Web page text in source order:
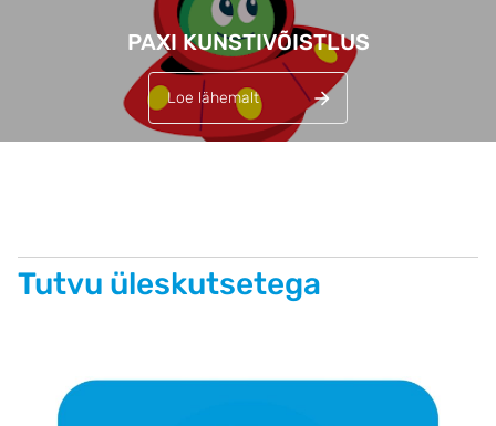
PAXI KUNSTIVÕISTLUS
Loe lähemalt
Tutvu üleskutsetega